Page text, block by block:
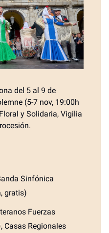
del 5 al 9 de
(5-7 nov, 19:00h
y Solidaria, Vigilia
Sinfónica
gratis)
Fuerzas
Casas Regionales